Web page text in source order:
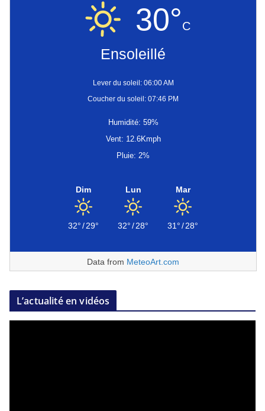
30°C
Ensoleillé
Lever du soleil: 06:00 AM
Coucher du soleil: 07:46 PM
Humidité: 59%
Vent: 12.6Kmph
Pluie: 2%
Dim
32°/29°
Lun
32°/28°
Mar
31°/28°
Data from MeteoArt.com
L’actualité en vidéos